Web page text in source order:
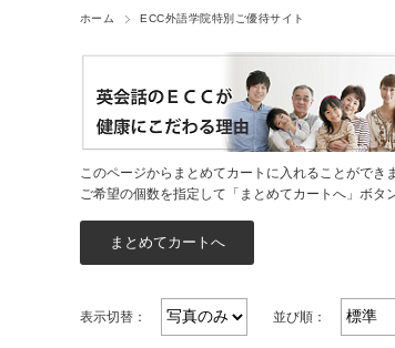
ホーム ECC外語学院特別ご優待サイト
このページからまとめてカートに入れることができま
ご希望の個数を指定して「まとめてカートへ」ボ
表示切替： 並び順：